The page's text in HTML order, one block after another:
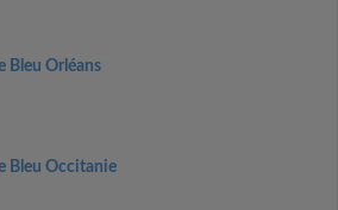
Bleu Orléans
Bleu Occitanie